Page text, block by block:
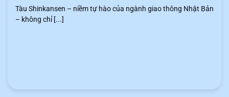
Tàu Shinkansen – niềm tự hào của ngành giao thông Nhật Bản
– không chỉ [...]